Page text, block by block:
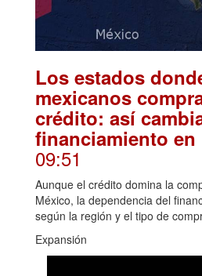
Los estados
mexicanos
crédito: así
financiamiento en
09:51
Aunque el crédito domina la
México, la dependencia del
según la región y el tipo de
Expansión